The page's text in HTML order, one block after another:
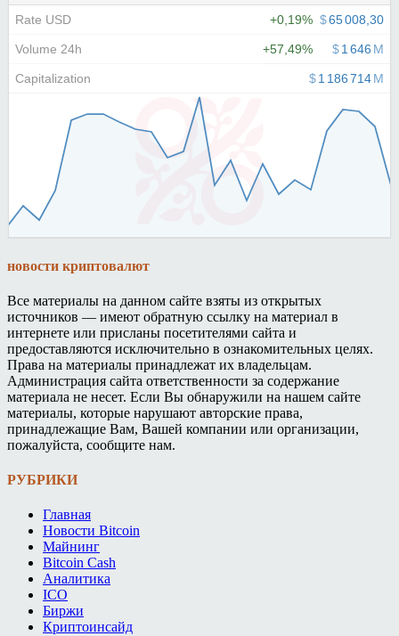
новости криптовалют
Все материалы на данном сайте взяты из открытых
источников — имеют обратную ссылку на материал в
интернете или присланы посетителями сайта и
предоставляются исключительно в ознакомительных целях.
Права на материалы принадлежат их владельцам.
Администрация сайта ответственности за содержание
материала не несет. Если Вы обнаружили на нашем сайте
материалы, которые нарушают авторские права,
принадлежащие Вам, Вашей компании или организации,
пожалуйста, сообщите нам.
РУБРИКИ
Главная
Новости Bitcoin
Майнинг
Bitcoin Cash
Аналитика
ICO
Биржи
Криптоинсайд